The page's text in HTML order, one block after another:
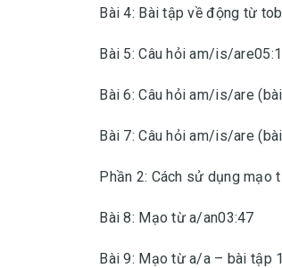
Bài 4: Bài tập về động từ
Bài 5: Câu hỏi am/is/
Bài 6: Câu hỏi am/is/are
Bài 7: Câu hỏi am/is/are
Phần 2: Cách sử dụng mạo
Bài 8: Mạo từ a/an03:47
Bài 9: Mạo từ a/a – bài tập